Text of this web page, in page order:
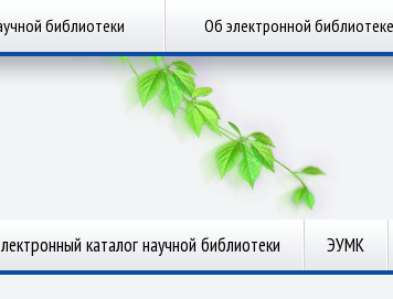
библиотеки Об электронной библиотеке
каталог научной библиотеки ЭУМК